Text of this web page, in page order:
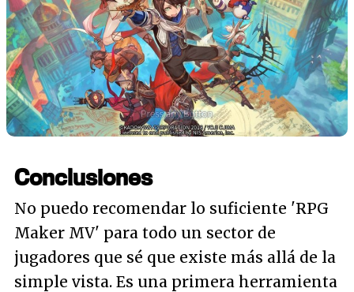
Conclusiones
No puedo recomendar lo suficiente 'RPG
Maker MV' para todo un sector de
jugadores que sé que existe más allá de la
simple vista. Es una primera herramienta